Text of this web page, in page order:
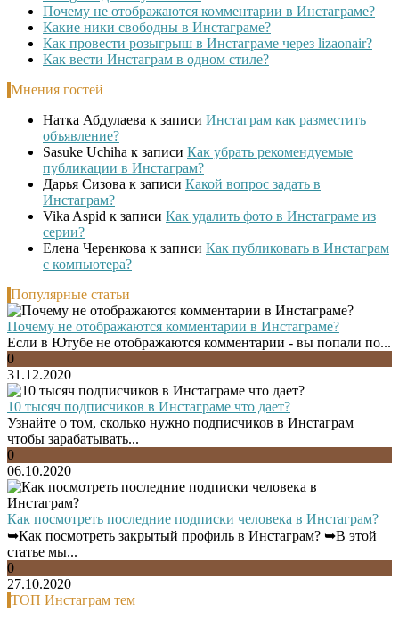
Почему не отображаются комментарии в Инстаграме?
Какие ники свободны в Инстаграме?
Как провести розыгрыш в Инстаграме через lizaonair?
Как вести Инстаграм в одном стиле?
Мнения гостей
Натка Абдулаева к записи Инстаграм как разместить
объявление?
Sasuke Uchiha к записи Как убрать рекомендуемые
публикации в Инстаграм?
Дарья Сизова к записи Какой вопрос задать в
Инстаграм?
Vika Aspid к записи Как удалить фото в Инстаграме из
серии?
Елена Черенкова к записи Как публиковать в Инстаграм
с компьютера?
Популярные статьи
Почему не отображаются комментарии в Инстаграме?
Если в Ютубе не отображаются комментарии - вы попали по...
0
31.12.2020
10 тысяч подписчиков в Инстаграме что дает?
Узнайте о том, сколько нужно подписчиков в Инстаграм
чтобы зарабатывать...
0
06.10.2020
Как посмотреть последние подписки человека в Инстаграм?
➥Как посмотреть закрытый профиль в Инстаграм? ➥В этой
статье мы...
0
27.10.2020
ТОП Инстаграм тем